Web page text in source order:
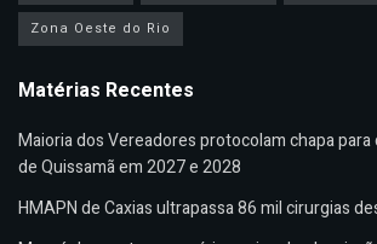
Zona Oeste do Rio
Matérias Recentes
Maioria dos Vereadores protocolam chapa para
de Quissamã em 2027 e 2028
HMAPN de Caxias ultrapassa 86 mil cirurgias